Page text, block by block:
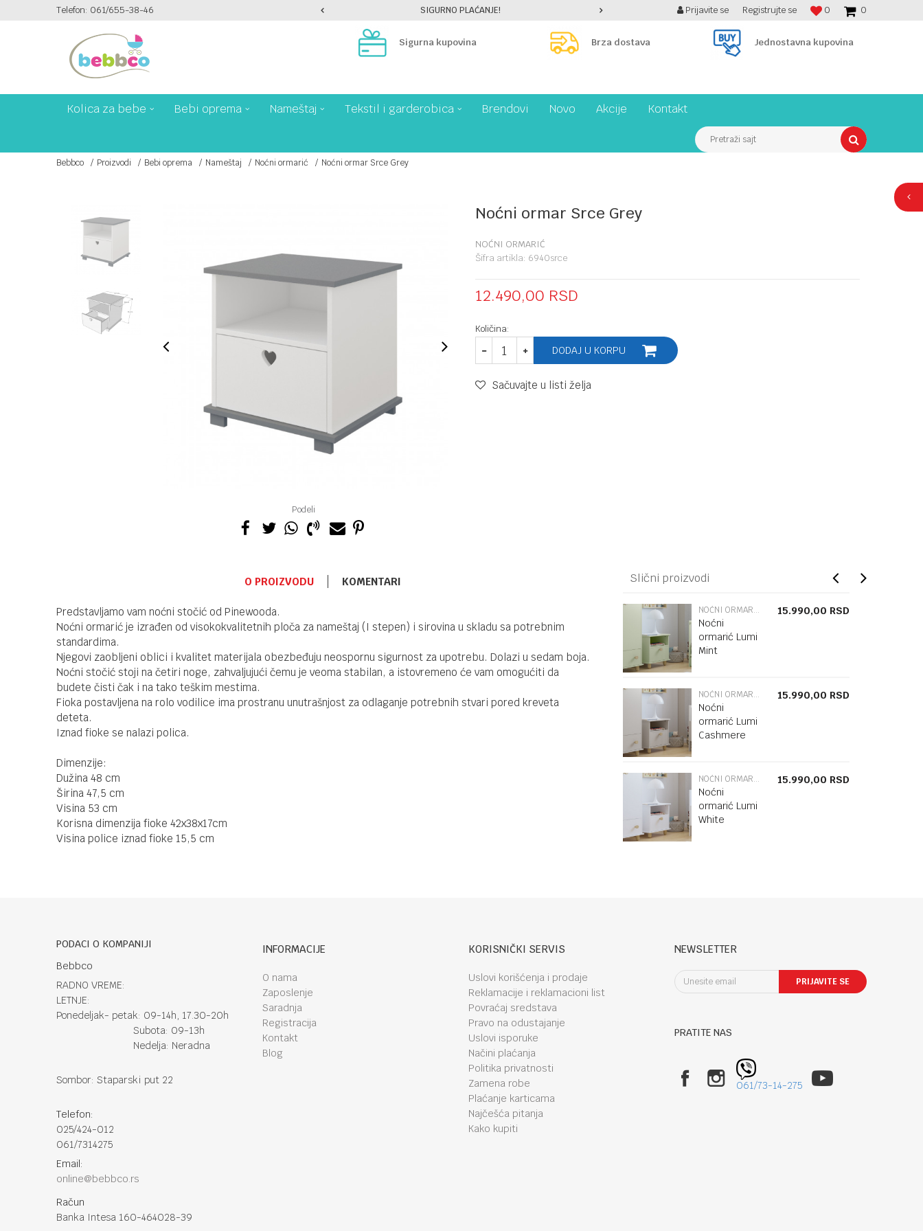
Telefon: 061/655-38-46PLAĆANJE PLATNIM KARTICAMA NA 6 RATA! SIGURNO PLAĆANJE! BESPLATNA ISPORUKA PREKO 7900 din! 0
0
Prijavite se Registrujte se
Sigurna kupovina Brza dostava Jednostavna kupovina
Kolica za bebe Bebi oprema Nameštaj Tekstil i garderobica Brendovi Novo Akcije Kontakt
Pretraži sajt
Bebbco Proizvodi Bebi oprema Nameštaj Noćni ormarić Noćni ormar Srce Grey
Podeli
Noćni ormar Srce Grey
NOĆNI ORMARIĆ
Šifra artikla: 6940srce
12.490,00 RSD
Količina:
DODAJ U KORPU
Sačuvajte u listi želja
O PROIZVODU KOMENTARI
Predstavljamo vam noćni stočić od Pinewooda.
Noćni ormarić je izrađen od visokokvalitetnih ploča za nameštaj (I stepen) i sirovina u skladu sa potrebnim
standardima.
Njegovi zaobljeni oblici i kvalitet materijala obezbeđuju neospornu sigurnost za upotrebu. Dolazi u sedam boja.
Noćni stočić stoji na četiri noge, zahvaljujući čemu je veoma stabilan, a istovremeno će vam omogućiti da
budete čisti čak i na tako teškim mestima.
Fioka postavljena na rolo vodilice ima prostranu unutrašnjost za odlaganje potrebnih stvari pored kreveta
deteta.
Iznad fioke se nalazi polica.
Dimenzije:
Dužina 48 cm
Širina 47,5 cm
Visina 53 cm
Korisna dimenzija fioke 42x38x17cm
Visina police iznad fioke 15,5 cm
Slični proizvodi
Noćni ormar
Noćni ormar
NOĆNI ORMARIĆ
Noćni
ormarić Lumi
Mint
15.990,00 RSD
NOĆNI ORMARIĆ
Noćni
ormarić Lumi
Cashmere
15.990,00 RSD
NOĆNI ORMARIĆ
Noćni
ormarić Lumi
White
15.990,00 RSD
PODACI O KOMPANIJI
Bebbco
RADNO VREME:
LETNJE:
Ponedeljak- petak: 09-14h, 17.30-20h
Subota: 09-13h
Nedelja: Neradna
Sombor: Staparski put 22
Telefon:
025/424-012
061/7314275
Email:
online@bebbco.rs
Račun
Banka Intesa 160-464028-39
INFORMACIJE
O nama
Zaposlenje
Saradnja
Registracija
Kontakt
Blog
KORISNIČKI SERVIS
Uslovi korišćenja i prodaje
Reklamacije i reklamacioni list
Povraćaj sredstava
Pravo na odustajanje
Uslovi isporuke
Načini plaćanja
Politika privatnosti
Zamena robe
Plaćanje karticama
Najčešća pitanja
Kako kupiti
NEWSLETTER
PRIJAVITE SE
PRATITE NAS
061/73-14-275